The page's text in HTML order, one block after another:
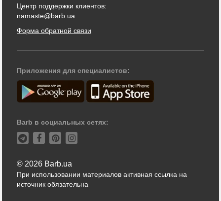
Центр поддержки клиентов:
namaste@barb.ua
Форма обратной связи
Приложения для специалистов:
Barb в социальных сетях:
© 2026 Barb.ua
При использовании материалов активная ссылка на
источник обязательна